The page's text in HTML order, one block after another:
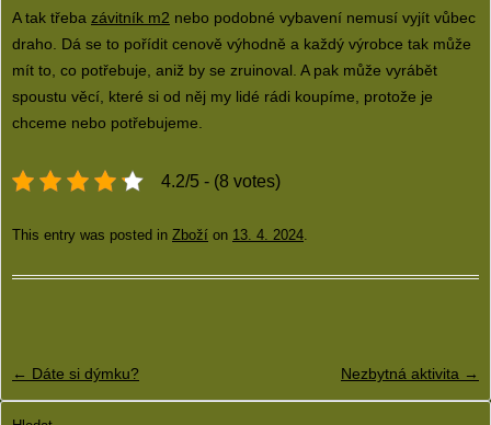
A tak třeba závitník m2 nebo podobné vybavení nemusí vyjít vůbec
draho. Dá se to pořídit cenově výhodně a každý výrobce tak může
mít to, co potřebuje, aniž by se zruinoval. A pak může vyrábět
spoustu věcí, které si od něj my lidé rádi koupíme, protože je
chceme nebo potřebujeme.
4.2/5 - (8 votes)
This entry was posted in Zboží on 13. 4. 2024
Post navigation
← Dáte si dýmku? Nezbytná aktivita →